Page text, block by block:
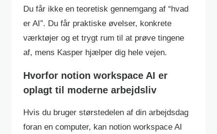
Du får ikke en teoretisk gennemgang af “hvad
er AI”. Du får praktiske øvelser, konkrete
værktøjer og et trygt rum til at prøve tingene
af, mens Kasper hjælper dig hele vejen.
Hvorfor notion workspace AI er
oplagt til moderne arbejdsliv
Hvis du bruger størstedelen af din arbejdsdag
foran en computer, kan notion workspace AI